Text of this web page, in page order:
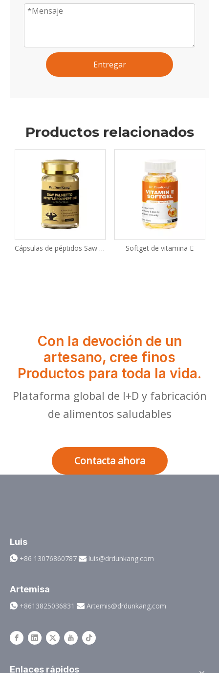
Entregar
Productos relacionados
Cápsulas de péptidos Saw Palmetto y Damiana Softget de vitamina E
Con la devoción de un
artesano, cree finos
Productos para toda la vida.
Plataforma global de I+D y fabricación
de alimentos saludables
Contacta ahora
Luis
 +86 13076860787  luis@drdunkang.com
Artemisa
 +8613825036831  Artemis@drdunkang.com
Enlaces rápidos